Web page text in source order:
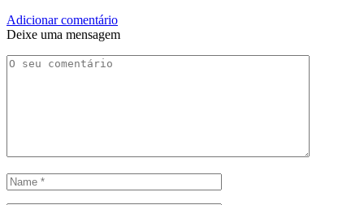
Adicionar comentário
Deixe uma mensagem